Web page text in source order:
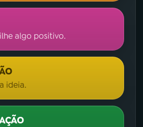
algo positivo.
ideia.